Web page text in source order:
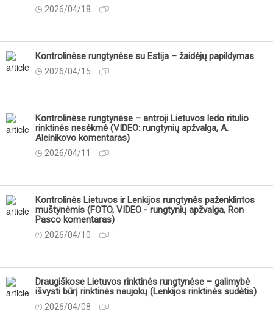
2026/04/18
Kontrolinėse rungtynėse su Estija – žaidėjų papildymas
2026/04/15
Kontrolinėse rungtynėse – antroji Lietuvos ledo ritulio
rinktinės nesėkmė (VIDEO: rungtynių apžvalga, A.
Aleinikovo komentaras)
2026/04/11
Kontrolinės Lietuvos ir Lenkijos rungtynės paženklintos
muštynėmis (FOTO, VIDEO - rungtynių apžvalga, Ron
Pasco komentaras)
2026/04/10
Draugiškose Lietuvos rinktinės rungtynėse – galimybė
išvysti būrį rinktinės naujokų (Lenkijos rinktinės sudėtis)
2026/04/08